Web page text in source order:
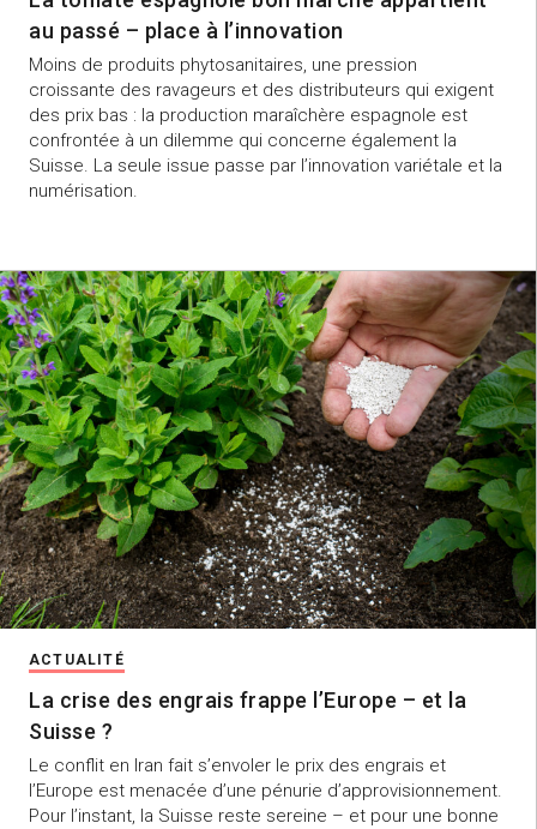
au passé – place à l’innovation
Moins de produits phytosanitaires, une pression
croissante des ravageurs et des distributeurs qui exigent
des prix bas : la production maraîchère espagnole est
confrontée à un dilemme qui concerne également la
Suisse. La seule issue passe par l’innovation variétale et la
numérisation.
ACTUALITÉ
La crise des engrais frappe l’Europe – et la
Suisse ?
Le conflit en Iran fait s’envoler le prix des engrais et
l’Europe est menacée d’une pénurie d’approvisionnement.
Pour l’instant, la Suisse reste sereine – et pour une bonne